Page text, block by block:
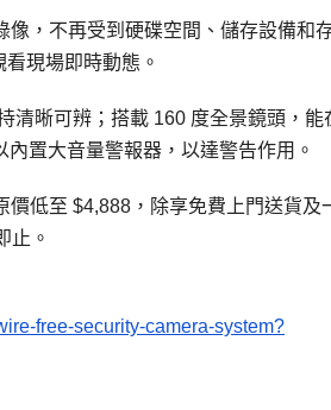
像，不再受到硬碟空間、儲存設備和
現場即時動態。
清晰可辨；搭載 160 度全景鏡頭，能
置大音量警報器，以達警告作用。
低至 $4,888，除享免費上門送貨及
止。
free-security-camera-system?